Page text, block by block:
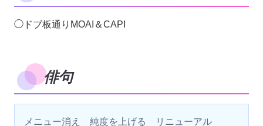
◯ドブ板通りMOAI＆CAPI
俳句
メニュー消え　純度を上げる　リニューアル